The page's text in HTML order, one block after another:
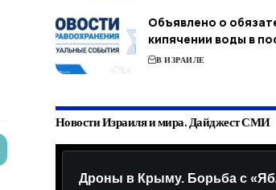
Объявлено о
кипячении воды в
В ИЗРАИЛЕ
Новости Израиля и мира. Дайджест СМИ